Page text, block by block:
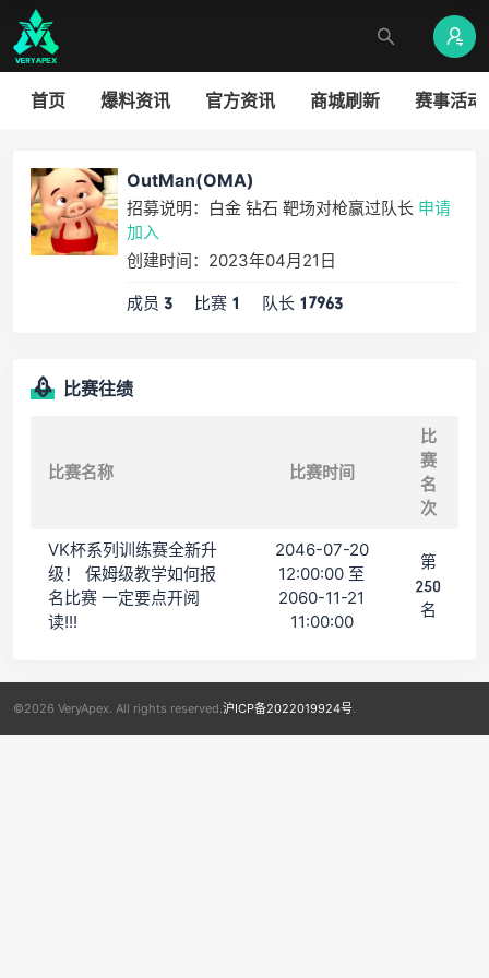
首页 爆料资讯 官方资讯 商城刷新 赛事活动
OutMan(OMA)
招募说明：白金 钻石 靶场对枪赢过队长 申请
加入
创建时间：2023年04月21日
成员 3 比赛 1 队长 17963
比赛往绩
比赛名称 比赛时间
比
赛
名
次
VK杯系列训练赛全新升
级！ 保姆级教学如何报
名比赛 一定要点开阅
读!!!
2046-07-20
12:00:00 至
2060-11-21
11:00:00
第
250
名
©2026 VeryApex. All rights reserved. 沪ICP备2022019924号